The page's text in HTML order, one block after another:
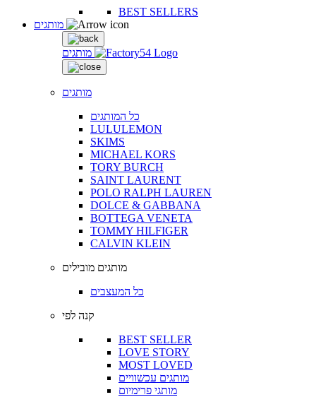
BEST SELLERS
מותגים
מותגים
כל המותגים
LULULEMON
SKIMS
MICHAEL KORS
TORY BURCH
SAINT LAURENT
POLO RALPH LAUREN
DOLCE & GABBANA
BOTTEGA VENETA
TOMMY HILFIGER
CALVIN KLEIN
מותגים מובילים
כל המעצבים
קנה לפי
BEST SELLER
LOVE STORY
MOST LOVED
מותגים עכשוויים
מותגי פרימיום